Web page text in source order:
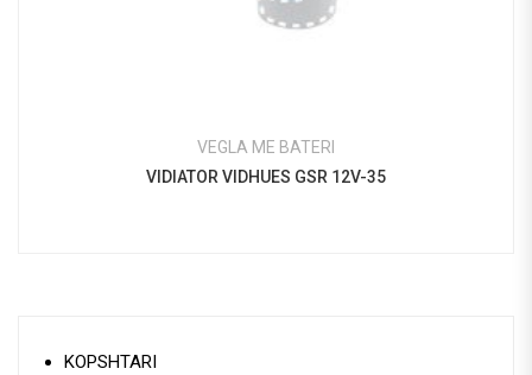
VEGLA ME BATERI
VIDIATOR VIDHUES GSR 12V-35
KOPSHTARI